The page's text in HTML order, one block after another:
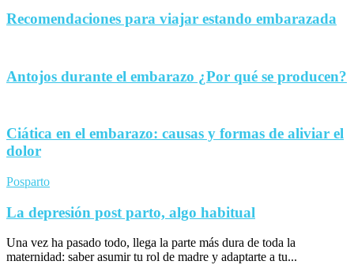
Recomendaciones para viajar estando embarazada
Antojos durante el embarazo ¿Por qué se producen?
Ciática en el embarazo: causas y formas de aliviar el
dolor
Posparto
La depresión post parto, algo habitual
Una vez ha pasado todo, llega la parte más dura de toda la
maternidad: saber asumir tu rol de madre y adaptarte a tu...